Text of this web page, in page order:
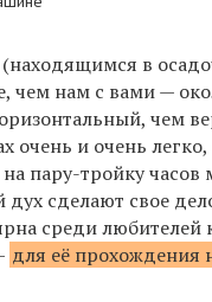
в
чем нам с вами —
чем
очень и очень
пару-тройку часов
сделают свое
среди любителей
для её прохождения